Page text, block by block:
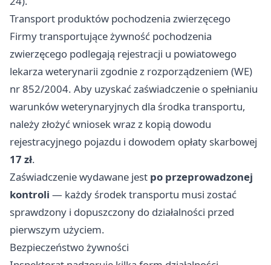
Transport produktów pochodzenia zwierzęcego
Firmy transportujące żywność pochodzenia
zwierzęcego podlegają rejestracji u powiatowego
lekarza weterynarii zgodnie z rozporządzeniem (WE)
nr 852/2004. Aby uzyskać zaświadczenie o spełnianiu
warunków weterynaryjnych dla środka transportu,
należy złożyć wniosek wraz z kopią dowodu
rejestracyjnego pojazdu i dowodem opłaty skarbowej
17 zł.
Zaświadczenie wydawane jest po przeprowadzonej
kontroli — każdy środek transportu musi zostać
sprawdzony i dopuszczony do działalności przed
pierwszym użyciem.
Bezpieczeństwo żywności